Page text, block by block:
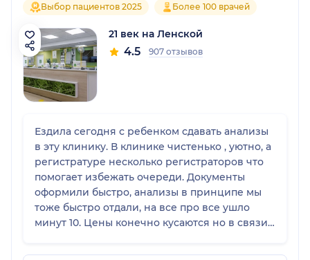
Выбор пациентов 2025 Более 100 врачей
21 век на Ленской
4.5 907 отзывов
Ездила сегодня с ребенком сдавать анализы
в эту клинику. В клинике чистенько , уютно, а
регистратуре несколько регистраторов что
помогает избежать очереди. Документы
оформили быстро, анализы в принципе мы
тоже быстро отдали, на все про все ушло
минут 10. Цены конечно кусаются но в связи
этой клинике выбора не было. Надеюсь